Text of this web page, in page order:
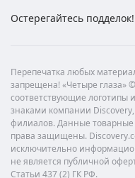
Остерегайтесь подделок!
Перепечатка любых
запрещена! «Четыре глаза»
соответствующие логотипы
знаками компании
филиалов. Данные товарные
права защищены.
исключительно
не является публичной
Статьи 437 (2) ГК РФ.